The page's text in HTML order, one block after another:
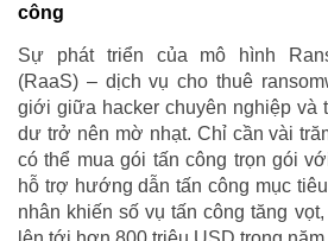
công
Sự phát triển của mô hình
(RaaS) – dịch vụ cho thuê
giới giữa hacker chuyên nghiệp và
dư trở nên mờ nhạt. Chỉ cần vài
có thể mua gói tấn công trọn gói
hỗ trợ hướng dẫn tấn công mục
nhân khiến số vụ tấn công tăng